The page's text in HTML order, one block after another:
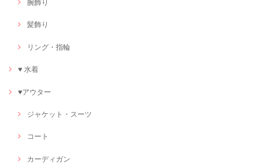
腕飾り
髪飾り
リング・指輪
♥ 水着
♥アウター
ジャケット・スーツ
コート
カーディガン